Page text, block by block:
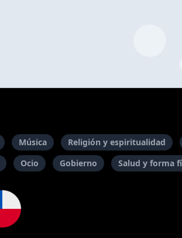
Música Religión y espiritualidad
Ocio Gobierno Salud y forma